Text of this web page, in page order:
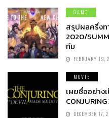
GAME
สรุปผลครึ่งท
2020/
ทีม
FEBRUARY 19,
MOVIE
เผยชื่ออย่าง
CONJURING
DECEMBER 17,